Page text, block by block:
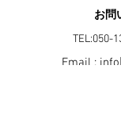
お問
TEL:050-
Email :